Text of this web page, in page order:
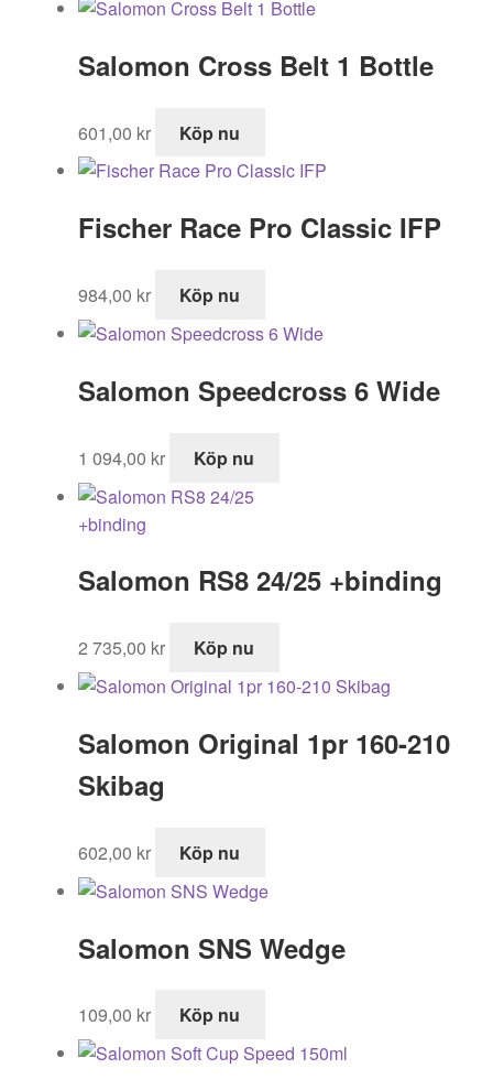
Salomon Cross Belt 1 Bottle
601,00 kr Köp nu
Fischer Race Pro Classic IFP
984,00 kr Köp nu
Salomon Speedcross 6 Wide
1 094,00 kr Köp nu
Salomon RS8 24/25 +binding
2 735,00 kr Köp nu
Salomon Original 1pr 160-210
Skibag
602,00 kr Köp nu
Salomon SNS Wedge
109,00 kr Köp nu